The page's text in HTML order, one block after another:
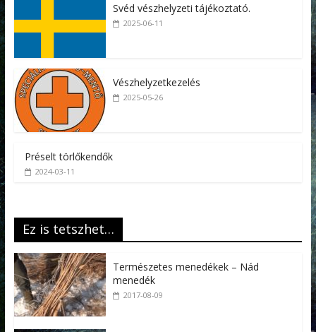
Svéd vészhelyzeti tájékoztató.
2025-06-11
Vészhelyzetkezelés
2025-05-26
Préselt törlőkendők
2024-03-11
Ez is tetszhet…
Természetes menedékek – Nád
menedék
2017-08-09